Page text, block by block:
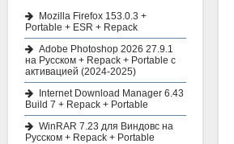
Mozilla Firefox 153.0.3 +
Portable + ESR + Repack
Adobe Photoshop 2026 27.9.1
на Русском + Repack + Portable с
активацией (2024-2025)
Internet Download Manager 6.43
Build 7 + Repack + Portable
WinRAR 7.23 для Виндовс на
Русском + Repack + Portable